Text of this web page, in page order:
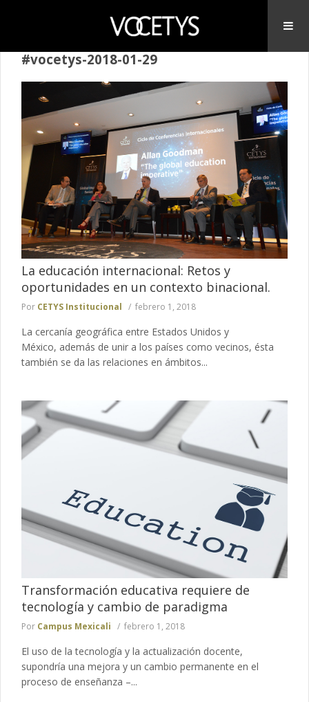
#vocetys-2018-01-29
La educación internacional: Retos y
oportunidades en un contexto binacional.
Por CETYS Institucional febrero 1, 2018
La cercanía geográfica entre Estados Unidos y
México, además de unir a los países como vecinos, ésta
también se da las relaciones en ámbitos...
Transformación educativa requiere de
tecnología y cambio de paradigma
Por Campus Mexicali febrero 1, 2018
El uso de la tecnología y la actualización docente,
supondría una mejora y un cambio permanente en el
proceso de enseñanza –...